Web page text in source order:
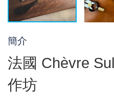
簡介
法國 Chèvre
作坊